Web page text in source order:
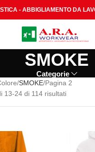
- ABBIGLIAMENTO DA
SMOKE
Categorie
SMOKE Pagina 2
13-24 di 114 risultati